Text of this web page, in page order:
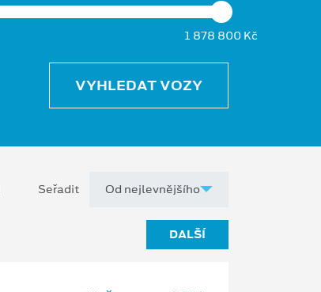
1 878 800 Kč
VYHLEDAT VOZY
Seřadit
DALŠÍ